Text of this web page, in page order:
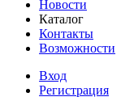
Новости
Каталог
Контакты
Возможности
Вход
Регистрация